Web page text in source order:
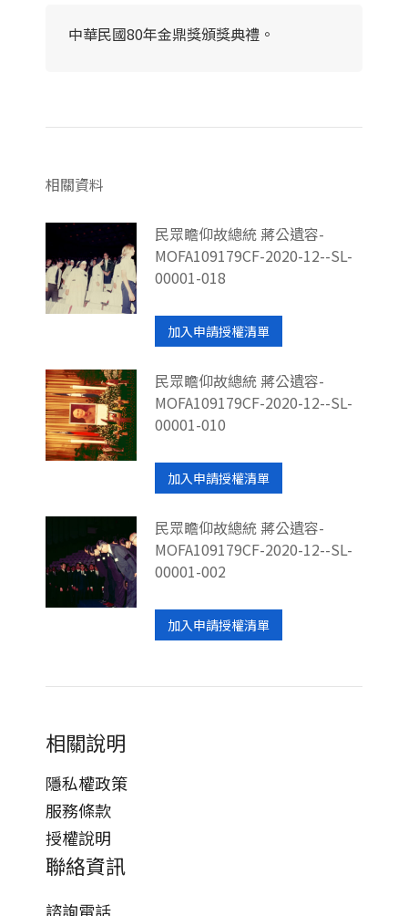
中華民國80年金鼎獎頒獎典禮。
相關資料
民眾瞻仰故總統 蔣公遺容-
MOFA109179CF-2020-12--SL-
00001-018
加入申請授權清單
民眾瞻仰故總統 蔣公遺容-
MOFA109179CF-2020-12--SL-
00001-010
加入申請授權清單
民眾瞻仰故總統 蔣公遺容-
MOFA109179CF-2020-12--SL-
00001-002
加入申請授權清單
相關說明
隱私權政策
服務條款
授權說明
聯絡資訊
諮詢電話